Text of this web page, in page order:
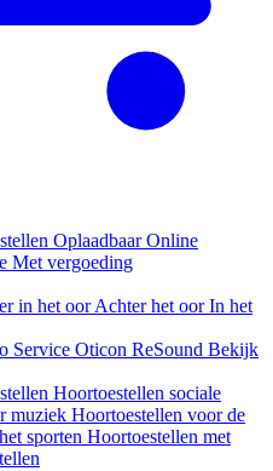
OplaadbaarOnline
Met vergoeding
in het oorAchter het oorIn het
Service Oticon ReSound Bekijk
Hoortoestellen sociale
muziek Hoortoestellen voor de
sporten Hoortoestellen met